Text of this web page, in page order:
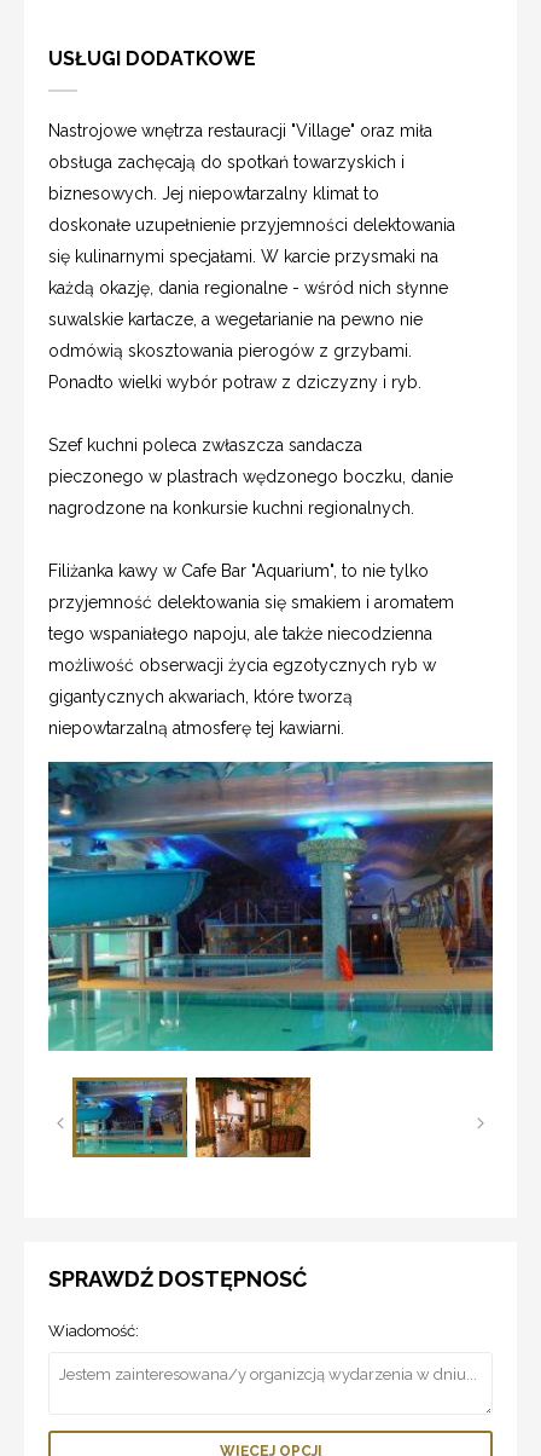
USŁUGI DODATKOWE
Nastrojowe wnętrza restauracji "Village" oraz miła
obsługa zachęcają do spotkań towarzyskich i
biznesowych. Jej niepowtarzalny klimat to
doskonałe uzupełnienie przyjemności delektowania
się kulinarnymi specjałami. W karcie przysmaki na
każdą okazję, dania regionalne - wśród nich słynne
suwalskie kartacze, a wegetarianie na pewno nie
odmówią skosztowania pierogów z grzybami.
Ponadto wielki wybór potraw z dziczyzny i ryb.
Szef kuchni poleca zwłaszcza sandacza
pieczonego w plastrach wędzonego boczku, danie
nagrodzone na konkursie kuchni regionalnych.
Filiżanka kawy w Cafe Bar "Aquarium", to nie tylko
przyjemność delektowania się smakiem i aromatem
tego wspaniałego napoju, ale także niecodzienna
możliwość obserwacji życia egzotycznych ryb w
gigantycznych akwariach, które tworzą
niepowtarzalną atmosferę tej kawiarni.
SPRAWDŹ DOSTĘPNOSĆ
Wiadomość:
WIĘCEJ OPCJI